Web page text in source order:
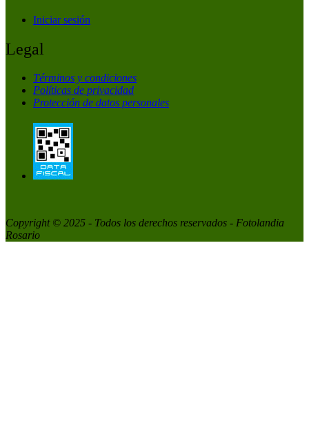
Iniciar sesión
Legal
Términos y condiciones
Políticas de privacidad
Protección de datos personales
Copyright © 2025 - Todos los derechos reservados - Fotolandia
Rosario